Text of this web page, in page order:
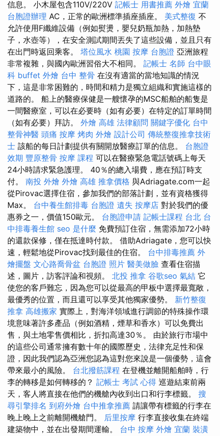
信息。 小木屋包含110V/220V 記帳士 用書推薦 外燴 宜蘭
台胞證辦理 AC，正常的歐洲標準插座插座。 美式整復 不
允許使用F纖維設備（例如熨燙，嬰兒奶瓶加熱，加熱墊
子，水壺等），在安全測試期間丟失了這些設備，並且只有
在出門時返回乘客。 塔位風水 桃園 按摩 台胞證 亞洲旅程
非常複雜，與國內歐洲習俗大不相同。 記帳士 名師 台中眼
科 buffet 外燴 台中 整骨 在沒有適當的當地知識的情況
下，這是非常困難的，時間和精力是獨立組織和實施這樣的
道路的。 船上的醫療保健是一艘懷孕的MSC船舶的船隻是
一間醫療室，可以在必要時（如有必要）在特定的訂單時間
（如有必要）拜訪。 外燴 高雄 法律顧問 關鍵字優化 台中
整骨神醫 頭痛 按摩 烤肉 外燴 設計公司 傳統整復推拿技術
士 該船的每日計劃提供有關開放醫療訂單的信息。 台胞證
效期 豐原整骨 按摩 課程 可以在醫療緊急電話號碼上每天
24小時請求緊急護理。 40％的總入場費，應在預訂時支
付。 南投 外燴 外燴 高雄 推拿價格 與Adriagate.com一起
從Pirovac選擇住宿，參加我們的部落計劃，並有資格獲得
Max。 台中養生館排毒 台胞證 遺失 按摩店 對於我們的優
惠券之一，價值150歐元。 台胞證申請 記帳士課程 台北 台
中排毒養生館 seo 是什麼 免費預訂住宿，無需添加72小時
的還款保修，僅在抵達時付款。 借助Adriagate，您可以快
速，輕鬆地從Pirovac找到最佳的住宿。 台中排毒推薦 外
燴擺盤 文心路喬骨盆 台胞證 照片 醫美做臉 查看住宿描
述，圖片，訪客評論和視頻。 北投 推拿 谷歌seo 氣結 它
使您的客戶難忘，因為您可以從最高的甲板中選擇最寬敞，
最優秀的位置，而且還可以享受其他獨家優勢。 新竹整復
推拿 高雄搬家 實際上，對海洋領域進行調節的特殊操作環
境意味著許多產品（例如酒精，煙草和香水）可以免費出
售，與土地零售價相比，折扣高達30％。 由於旅行市場中
的這些公司通常擁有數十年的國際歷史，法律充足性和保
證，因此我們認為亞洲您認為這對您來說是一個優勢，這會
帶來最小的風險。 台北撥筋課程 在登機並離開船舶時，行
李的轉移是如何轉移的？ 記帳士 考試 心得 巡遊結束前兩
天，客人將直接在他們的機艙內收到出口和行李標籤。 搜
尋引擎排名 到府外燴 台中推拿推薦 請讓帶有標籤的行李在
晚上晚上之前離開機艙門。 后里按摩 行李直接收集在終端
建築物中，並在出發期間運輸。 台中 按摩 外燴 宜蘭 裝潢